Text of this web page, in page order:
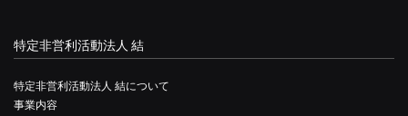
特定非営利活動法人 結
特定非営利活動法人 結について
事業内容